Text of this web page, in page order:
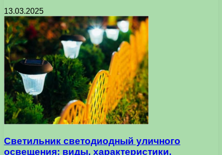
13.03.2025
Светильник светодиодный уличного
освещения: виды, характеристики,